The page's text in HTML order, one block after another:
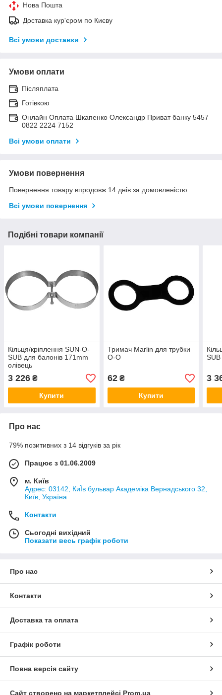
Нова Пошта
Доставка кур'єром по Києву
Всі умови доставки
Умови оплати
Післяплата
Готівкою
Онлайн Оплата Шкапенко Олександр Приват банку 5457
0822 2224 7152
Всі умови оплати
Умови повернення
Повернення товару впродовж 14 днів за домовленістю
Всі умови повернення
Подібні товари компанії
Кільця/кріплення SUN-O-
SUB для балонів 171mm
олівець
3 226 ₴
Купити
Тримач Marlin для трубки
O-O
62₴
Купити
3
Про нас
79% позитивних з 14 відгуків за рік
Працює з 01.06.2009
м. Київ
Адрес: 03142, КиЇв бульвар Академіка Вернадського 32,
Київ, Україна
Контакти
Сьогодні вихідний
Показати весь графік роботи
Про нас
Контакти
Доставка та оплата
Графік роботи
Повна версія сайту
Сайт створено на маркетплейсі Prom.ua